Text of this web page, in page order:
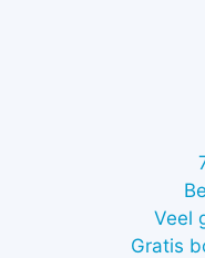
Veel
Gratis